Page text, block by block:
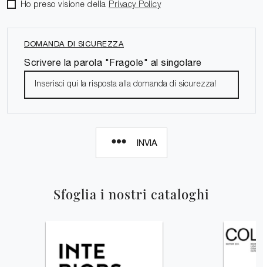
Sfoglia i nostri cataloghi
Ho preso visione della Privacy Policy
DOMANDA DI SICUREZZA
Scrivere la parola "Fragole" al singolare
INVIA